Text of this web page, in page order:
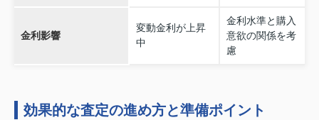
金利影響
変動金利が上昇
中
金利水準と購入
意欲の関係を考
慮
効果的な査定の進め方と準備ポイント